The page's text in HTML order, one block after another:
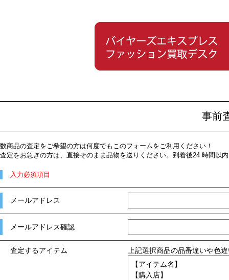
事前
数商品の査定をご希望の方は何度でもこのフォームをご利用ください！
査定をお急ぎの方は、直接そのまま品物を送りください。到着後24 時間以
入力必須項目
メールアドレス
メールアドレス確認
査定するアイテム 上記選択商品の品番違いや色